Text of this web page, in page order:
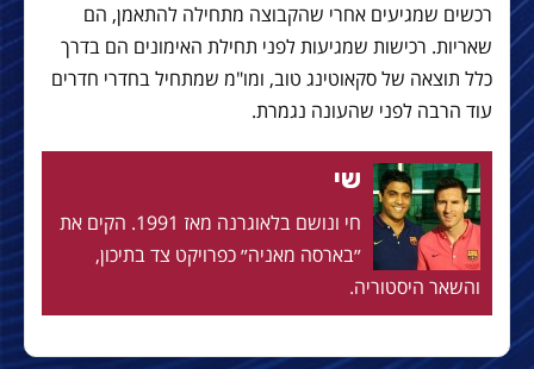
רכשים שמגיעים אחרי שהקבוצה מתחילה להתאמן, הם
שאריות. רכישות שמגיעות לפני תחילת האימונים הם בדרך
כלל תוצאה של סקאוטינג טוב, ומו"מ שמתחיל בחדרי חדרים
עוד הרבה לפני שהעונה נגמרת.
שי
חי ונושם בלאוגרנה מאז 1991. הקים את
״בארסה מאניה״ כפרויקט צד בתיכון,
והשאר היסטוריה.